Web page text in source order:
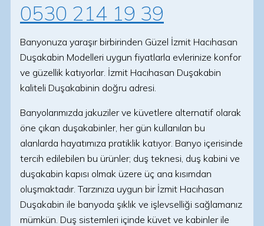
0530 214 19 39
Banyonuza yaraşır birbirinden Güzel İzmit Hacıhasan
Duşakabin Modelleri uygun fiyatlarla evlerinize konfor
ve güzellik katıyorlar. İzmit Hacıhasan Duşakabin
kaliteli Duşakabinin doğru adresi.
Banyolarımızda jakuziler ve küvetlere alternatif olarak
öne çıkan duşakabinler, her gün kullanılan bu
alanlarda hayatımıza pratiklik katıyor. Banyo içerisinde
tercih edilebilen bu ürünler; duş teknesi, duş kabini ve
duşakabin kapısı olmak üzere üç ana kısımdan
oluşmaktadır. Tarzınıza uygun bir İzmit Hacıhasan
Duşakabin ile banyoda şıklık ve işlevselliği sağlamanız
mümkün. Duş sistemleri içinde küvet ve kabinler ile